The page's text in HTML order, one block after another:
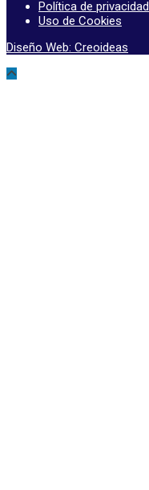
Política de privacidad
Uso de Cookies
Diseño Web: Creoideas